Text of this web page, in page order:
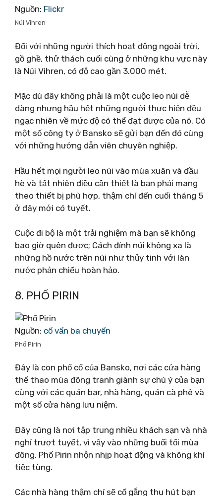
Nguồn: Flickr
Núi Vihren
Đối với những người thích hoạt động ngoài trời,
gồ ghề, thử thách cuối cùng ở những khu vực này
là Núi Vihren, có độ cao gần 3.000 mét.
Mặc dù đây không phải là một cuộc leo núi dễ
dàng nhưng hầu hết những người thực hiện đều
ngạc nhiên về mức độ có thể đạt được của nó. Có
một số công ty ở Bansko sẽ gửi bạn đến đó cùng
với những hướng dẫn viên chuyên nghiệp.
Hầu hết mọi người leo núi vào mùa xuân và đầu
hè và tất nhiên điều cần thiết là bạn phải mang
theo thiết bị phù hợp, thậm chí đến cuối tháng 5
ở đây mới có tuyết.
Cuộc đi bộ là một trải nghiệm mà bạn sẽ không
bao giờ quên được; Cách đỉnh núi không xa là
những hồ nước trên núi như thủy tinh với làn
nước phản chiếu hoàn hảo.
8. PHỐ PIRIN
Nguồn: cố vấn ba chuyến
Phố Pirin
Đây là con phố cổ của Bansko, nơi các cửa hàng
thể thao mùa đông tranh giành sự chú ý của bạn
cùng với các quán bar, nhà hàng, quán cà phê và
một số cửa hàng lưu niệm.
Đây cũng là nơi tập trung nhiều khách sạn và nhà
nghỉ trượt tuyết, vì vậy vào những buổi tối mùa
đông, Phố Pirin nhộn nhịp hoạt động và không khí
tiệc tùng.
Các nhà hàng thậm chí sẽ cố gắng thu hút bạn